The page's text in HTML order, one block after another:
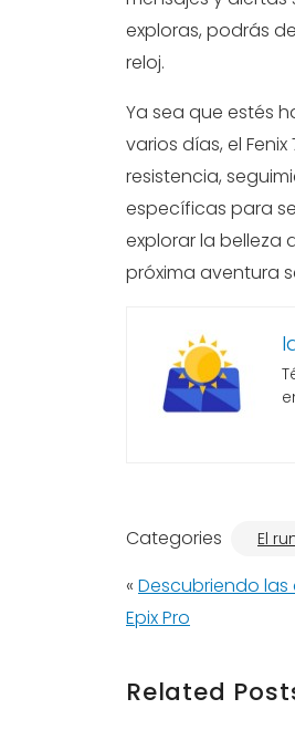
exploras, podrás
reloj.
Ya sea que estés
varios días, el
resistencia,
específicas para
explorar la belleza
próxima aventura
Categories El
« Descubriendo las
Epix Pro
Related